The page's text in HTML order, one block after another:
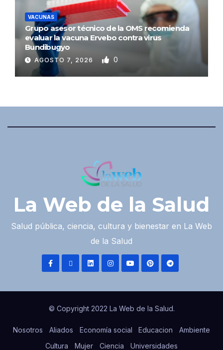
VACUNAS
Grupo asesor técnico de la OMS recomienda
evaluar la vacuna Ervebo contra virus
Bundibugyo
AGOSTO 7, 2026 0
La Web de la Salud
Salud pública, ciencia, cultura y bienestar en La Web
de la Salud
© Copyright 2022 La Web de la Salud.
Nosotros Aliados Economía social Educacion
Ambiente
Cultura
Mujer Ciencia Universidades